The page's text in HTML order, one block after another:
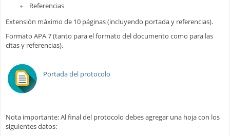
Referencias
Extensión máximo de 10 páginas (incluyendo portada y referencias).
Formato APA 7 (tanto para el formato del documento como para las
citas y referencias).
Portada del protocolo
Nota importante: Al final del protocolo debes agregar una hoja con los
siguientes datos: